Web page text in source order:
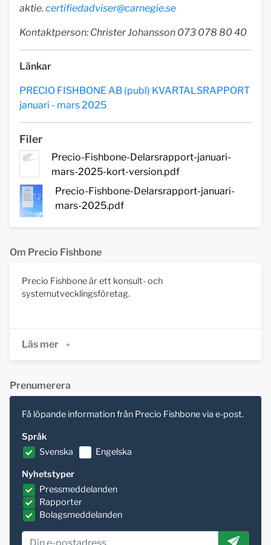
aktie. certifiedadviser@carnegie.se
Kontaktperson: Christer Johansson 073 078 80 40
Länkar
PRECIO FISHBONE AB (publ) KVARTALSRAPPORT
januari - mars 2025
Filer
Precio-Fishbone-Delarsrapport-januari-
mars-2025-kort-version.pdf
Precio-Fishbone-Delarsrapport-januari-
mars-2025.pdf
Om Precio Fishbone
Precio Fishbone är ett konsult- och
systemutvecklingsföretag.
Läs mer
Prenumerera
Få löpande information från Precio Fishbone via e-post.
Språk
Svenska
Engelska
Nyhetstyper
Pressmeddelanden
Rapporter
Bolagsmeddelanden